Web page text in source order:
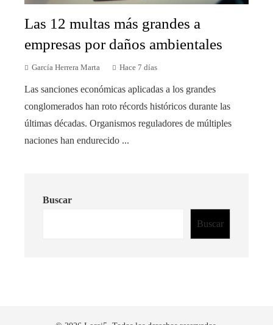
Las 12 multas más grandes a
empresas por daños ambientales
García Herrera Marta Hace 7 días
Las sanciones económicas aplicadas a los grandes
conglomerados han roto récords históricos durante las
últimas décadas. Organismos reguladores de múltiples
naciones han endurecido ...
Buscar
Buscar